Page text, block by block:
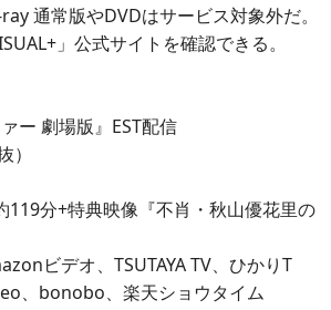
通常版やDVDはサービス対象外だ。
」公式サイトを確認できる。
ー 劇場版』EST配信
分+特典映像『不肖・秋山優花里の
ビデオ、TSUTAYA TV、ひかりT
、bonobo、楽天ショウタイム